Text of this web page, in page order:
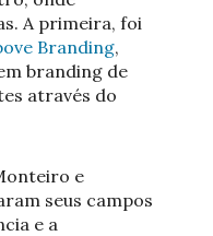
A primeira, foi
Branding,
branding de
através do
e
seus campos
e a